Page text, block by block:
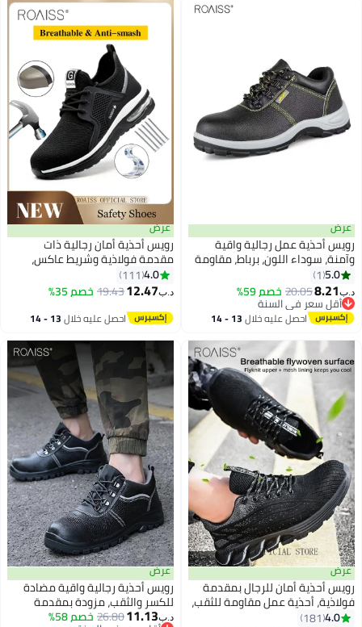
عرض
رويس أحذية عمل رجالية واقية
وآمنة، سوداء اللون، برباط، مقاومة
للكسرغطاء فولاذي مقاوم للثقب،
نعل مانع للانزلاق، مريح، مقاوم
للتآكل، مناسب لمواقع البناء
والأعمال الشاقة
5.0
1
د.ب‏8.21
20.05خصم 59%
أقل سعر في السنة
أقل سعر في السنة
احصل عليه خلال 13 - 14
عرض
رويس أحذية أمان رجالية ذات
مقدمة فولاذية وشريط عاكس،
أحذية عمل مقاومة للثقب، أحذية
رياضية أنيقة للرجال، أحذية جري
جيدة التهوية بنعل ناعم، أحذية
رياضية مريحة منخفضة، ماصة
للصدمات وخفيفة الوزن مناسبة
لمواقع البناء والمواقع الصناعية
والتصنيع والأنشطة الخارجية، أسود
4.0
111
د.ب‏12.47
19.43خصم 35%
احصل عليه خلال 13 - 14
عرض
رويس أحذية أمان للرجال بمقدمة
فولاذية، أحذية عمل مقاومة للثقب،
أحذية رياضية أنيقة للرجال، أحذية
4.0
181
عرض
رويس أحذية رجالية واقية مضادة
للكسر والثقب، مزودة بمقدمة
فولاذية مانعة للانزلاق، مريحة، برباط،
د.ب‏11.13
26.80خصم 58%